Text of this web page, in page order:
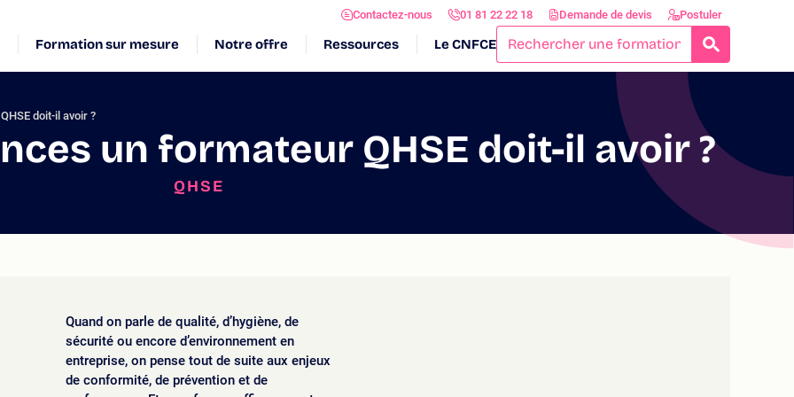
Contactez-nous 01 81 22 22 18 Demande de devis Postuler
Formation sur mesure Notre offre Ressources Le CNFCE
doit-il avoir ?
un formateur QHSE doit-il avoir ?
QHSE
Quand on parle de qualité, d’hygiène, de
sécurité ou encore d’environnement en
entreprise, on pense tout de suite aux enjeux
de conformité, de prévention et de